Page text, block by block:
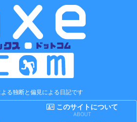
る独断と偏見による日記です
このサイトについて
ABOUT